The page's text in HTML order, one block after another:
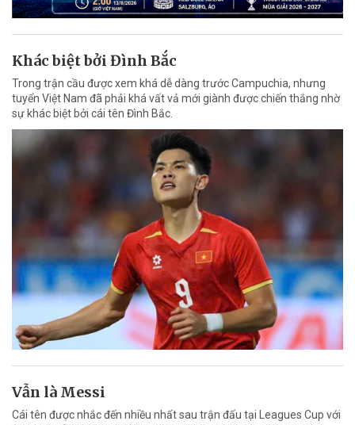
Khác biệt bởi Đình Bắc
Trong trận cầu được xem khá dễ dàng trước Campuchia, nhưng
tuyển Việt Nam đã phải khá vất vả mới giành được chiến thắng nhờ
sự khác biệt bởi cái tên Đình Bắc.
Vẫn là Messi
Cái tên được nhắc đến nhiều nhất sau trận đấu tại Leagues Cup với